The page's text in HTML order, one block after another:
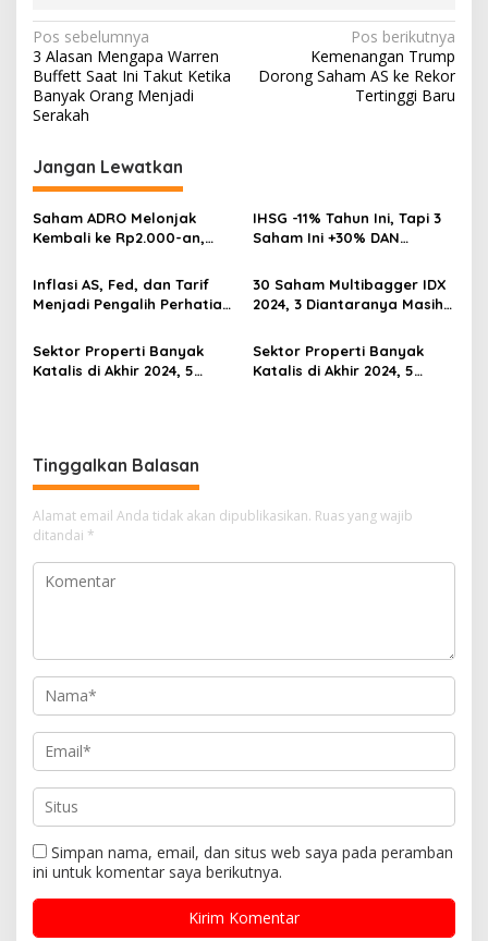
Navigasi
pos
Pos sebelumnya
3 Alasan Mengapa Warren
Buffett Saat Ini Takut Ketika
Banyak Orang Menjadi
Serakah
Pos berikutnya
Kemenangan Trump
Dorong Saham AS ke Rekor
Tertinggi Baru
Jangan Lewatkan
Saham ADRO Melonjak
Kembali ke Rp2.000-an,
Prospeknya
IHSG -11% Tahun Ini, Tapi 3
Saham Ini +30% DAN
Multibagger?
Inflasi AS, Fed, dan Tarif
Menjadi Pengalih Perhatian
Keuangan
30 Saham Multibagger IDX
2024, 3 Diantaranya Masih
Sektor Properti Banyak
Katalis di Akhir 2024, 5
Sektor Properti Banyak
Katalis di Akhir 2024, 5
Tinggalkan Balasan
Alamat email Anda tidak akan dipublikasikan. Ruas yang wajib
ditandai *
Simpan nama, email, dan situs web saya pada peramban
ini untuk komentar saya berikutnya.